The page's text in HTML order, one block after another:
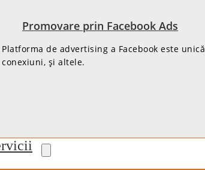
Promovare prin Facebook Ads
Platforma de advertising a Facebook este
conexiuni, și altele.